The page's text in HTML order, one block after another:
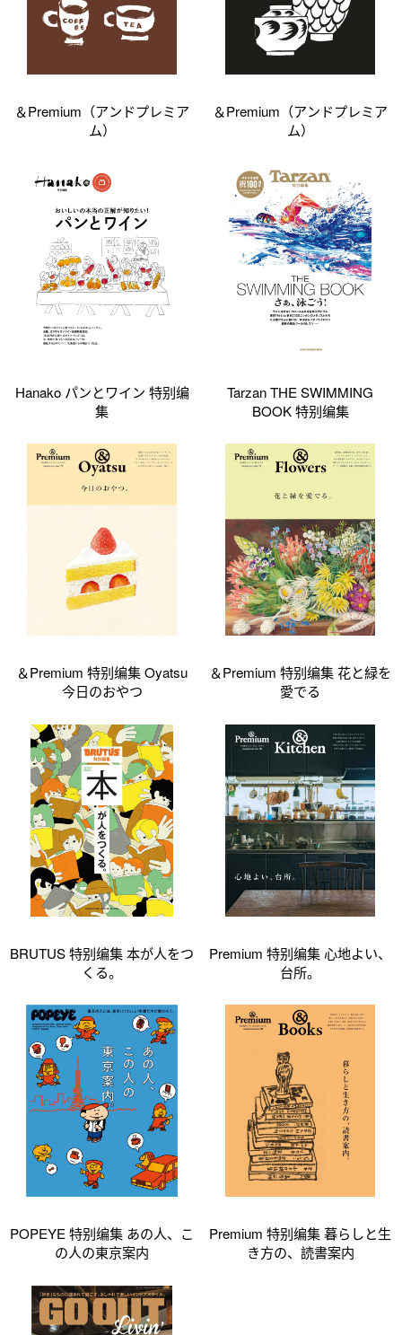
＆Premium（アンドプレミア
ム）
＆Premium（アンドプレミア
ム）
Hanako パンとワイン 特别编
集
Tarzan THE SWIMMING
BOOK 特别编集
＆Premium 特别编集 Oyatsu
今日のおやつ
＆Premium 特别编集 花と緑を
愛でる
BRUTUS 特别编集 本が人をつ
くる。
Premium 特别编集 心地よい、
台所。
POPEYE 特别编集 あの人、こ
の人の東京案内
Premium 特别编集 暮らしと生
き方の、読書案内